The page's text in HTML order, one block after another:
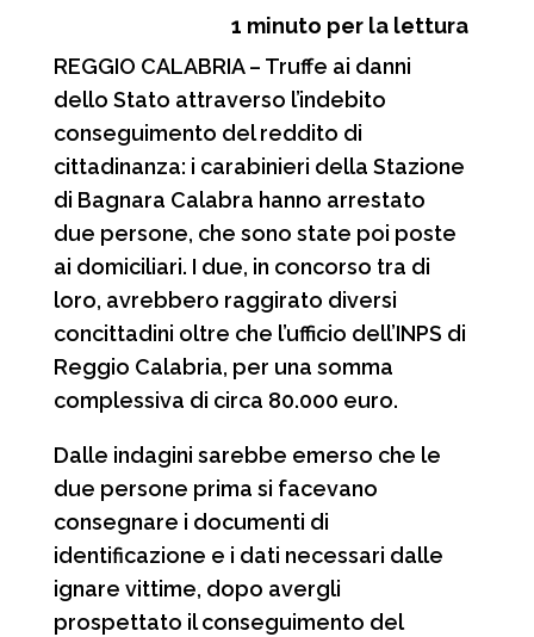
e
o
o
k
t
A
p
p
e
r
a
m
n
d
v
i
d
1 minuto per la lettura
REGGIO CALABRIA – Truffe ai danni
dello Stato attraverso l’indebito
conseguimento del reddito di
cittadinanza: i carabinieri della Stazione
di Bagnara Calabra hanno arrestato
due persone, che sono state poi poste
ai domiciliari. I due, in concorso tra di
loro, avrebbero raggirato diversi
concittadini oltre che l’ufficio dell’INPS di
Reggio Calabria, per una somma
complessiva di circa 80.000 euro.
Dalle indagini sarebbe emerso che le
due persone prima si facevano
consegnare i documenti di
identificazione e i dati necessari dalle
ignare vittime, dopo avergli
prospettato il conseguimento del